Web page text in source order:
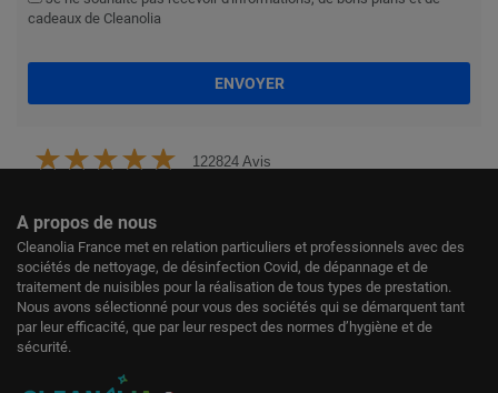
cadeaux de Cleanolia
ENVOYER
122824 Avis
A propos de nous
Cleanolia France met en relation particuliers et professionnels avec des
sociétés de nettoyage, de désinfection Covid, de dépannage et de
traitement de nuisibles pour la réalisation de tous types de prestation.
Nous avons sélectionné pour vous des sociétés qui se démarquent tant
par leur efficacité, que par leur respect des normes d’hygiène et de
sécurité.